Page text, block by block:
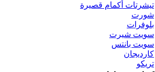
تيشرتات أكمام قصيرة
شورت
بلوفرات
سويت شيرت
سويت بانتس
كارديجان
تريكو